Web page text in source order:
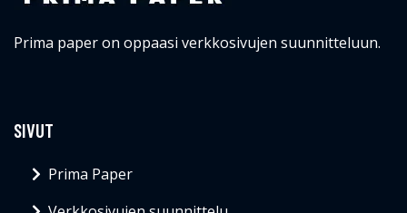
Prima paper on oppaasi verkkosivujen suunnitteluun.
SIVUT
Prima Paper